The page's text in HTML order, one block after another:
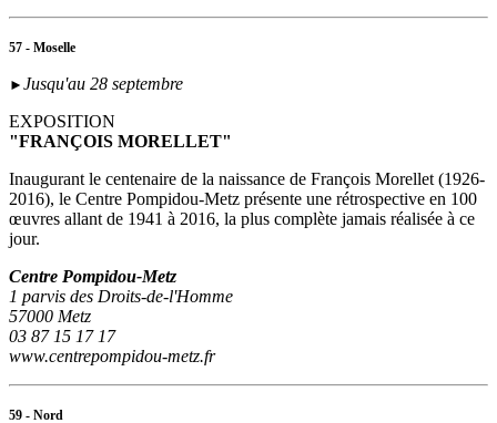
57 - Moselle
► Jusqu'au 28 septembre
EXPOSITION
"FRANÇOIS MORELLET"
Inaugurant le centenaire de la naissance de François Morellet (1926-
2016), le Centre Pompidou-Metz présente une rétrospective en 100
œuvres allant de 1941 à 2016, la plus complète jamais réalisée à ce
jour.
Centre Pompidou-Metz
1 parvis des Droits-de-l'Homme
57000 Metz
03 87 15 17 17
www.centrepompidou-metz.fr
59 - Nord